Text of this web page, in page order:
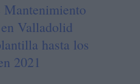
Mantenimiento
Valladolid
hasta los
2021